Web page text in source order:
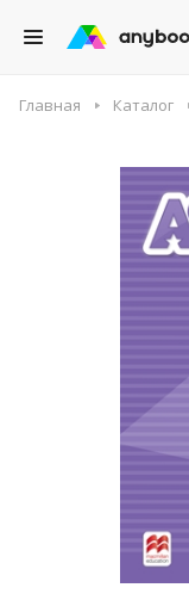
Главная Каталог